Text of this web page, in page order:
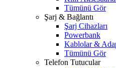
Tümünü Gör
Şarj & Bağlantı
Şarj Cihazları
Powerbank
Kablolar &
Tümünü Gör
Telefon Tutucular